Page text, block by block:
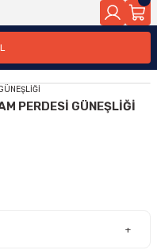
PERDESİ GÜNEŞLİĞİ
+